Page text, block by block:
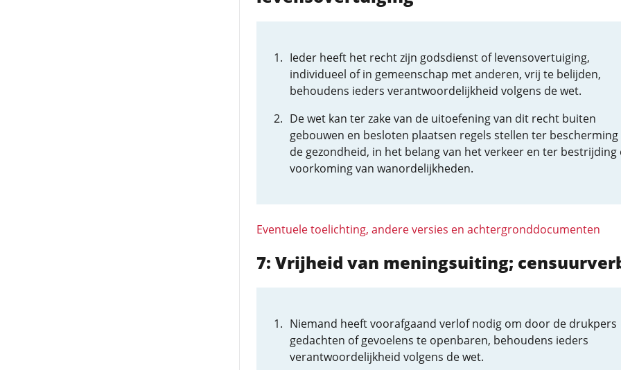
Ieder heeft het recht zijn godsdienst of levensovertuiging,
individueel of in gemeenschap met anderen, vrij te belijden,
behoudens ieders verantwoordelijkheid volgens de wet.
De wet kan ter zake van de uitoefening van dit recht buiten
gebouwen en besloten plaatsen regels stellen ter bescherming
de gezondheid, in het belang van het verkeer en ter bestrijding
voorkoming van wanordelijkheden.
Eventuele toelichting, andere versies en achtergronddocumenten
7: Vrijheid van meningsuiting;
Niemand heeft voorafgaand verlof nodig om door de drukpers
gedachten of gevoelens te openbaren, behoudens ieders
verantwoordelijkheid volgens de wet.